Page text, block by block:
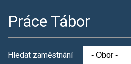
Práce Tábor
Hledat zaměstnání